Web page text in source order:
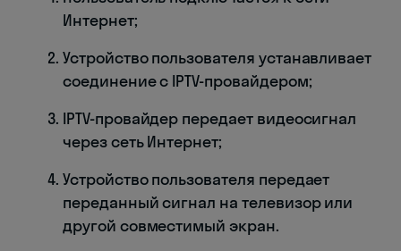
Интернет;
Устройство пользователя устанавливает
соединение с IPTV-провайдером;
IPTV-провайдер передает видеосигнал
через сеть Интернет;
Устройство пользователя передает
переданный сигнал на телевизор или
другой совместимый экран.